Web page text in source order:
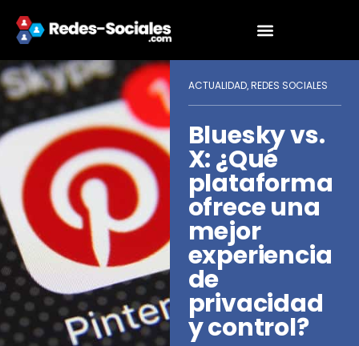
ACTUALIDAD, REDES SOCIALES
Bluesky vs.
X: ¿Qué
plataforma
ofrece una
mejor
experiencia
de
privacidad
y control?